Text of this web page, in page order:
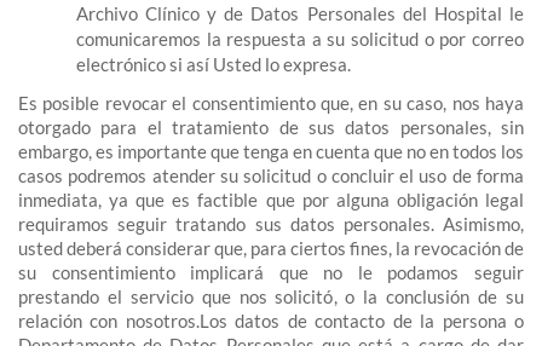
Archivo Clínico y de Datos Personales del Hospital le
comunicaremos la respuesta a su solicitud o por correo
electrónico si así Usted lo expresa.
Es posible revocar el consentimiento que, en su caso, nos haya
otorgado para el tratamiento de sus datos personales, sin
embargo, es importante que tenga en cuenta que no en todos los
casos podremos atender su solicitud o concluir el uso de forma
inmediata, ya que es factible que por alguna obligación legal
requiramos seguir tratando sus datos personales. Asimismo,
usted deberá considerar que, para ciertos fines, la revocación de
su consentimiento implicará que no le podamos seguir
prestando el servicio que nos solicitó, o la conclusión de su
relación con nosotros.Los datos de contacto de la persona o